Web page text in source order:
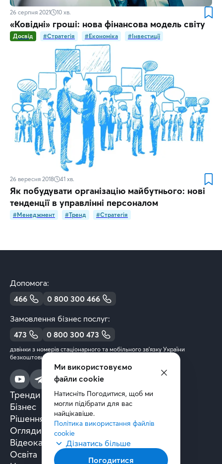
26 серпня 2021 10 хв.
«Ковідні» гроші: нова фінансова модель світу
Досвід #Стратегія #Економіка #Інвестиції
26 вересня 2018 41 хв.
Як побудувати організацію майбутнього: нові
тенденції в управлінні персоналом
#Менеджмент #Тренд #Стратегія
Допомога:
466
0 800 300 466
Замовлення бізнес послуг:
473
0 800 300 473
дзвінки з номерів стаціонарного та мобільного зв’язку України
безкоштовні
Тренди та аналітика
Бізнес
Рішення та технології
Огляди книг
Відеокасти
Освіта
Ми використовуємо
файли cookie
Натисніть Погодитися, щоб ми
могли підібрати для вас
найцікавіше.
Політика використання файлів
cookie
Дізнатись більше
Погодитися